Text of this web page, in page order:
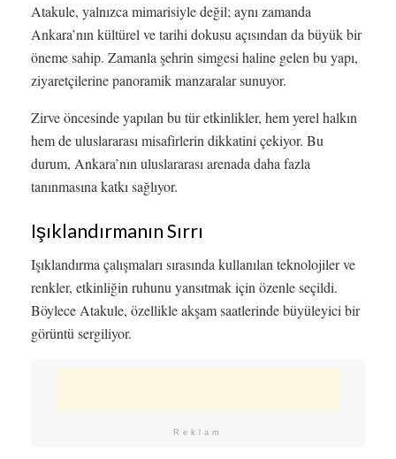
Atakule, yalnızca mimarisiyle değil; aynı zamanda
Ankara’nın kültürel ve tarihi dokusu açısından da büyük bir
öneme sahip. Zamanla şehrin simgesi haline gelen bu yapı,
ziyaretçilerine panoramik manzaralar sunuyor.
Zirve öncesinde yapılan bu tür etkinlikler, hem yerel halkın
hem de uluslararası misafirlerin dikkatini çekiyor. Bu
durum, Ankara’nın uluslararası arenada daha fazla
tanınmasına katkı sağlıyor.
Işıklandırmanın Sırrı
Işıklandırma çalışmaları sırasında kullanılan teknolojiler ve
renkler, etkinliğin ruhunu yansıtmak için özenle seçildi.
Böylece Atakule, özellikle akşam saatlerinde büyüleyici bir
görüntü sergiliyor.
Reklam